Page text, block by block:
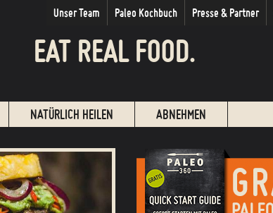
EAT REAL FOOD.
Unser Team Paleo Kochbuch Presse & Partner
NATÜRLICH HEILEN ABNEHMEN